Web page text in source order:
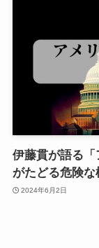
伊藤貫が語る
がたどる危険な
2024年6月2日